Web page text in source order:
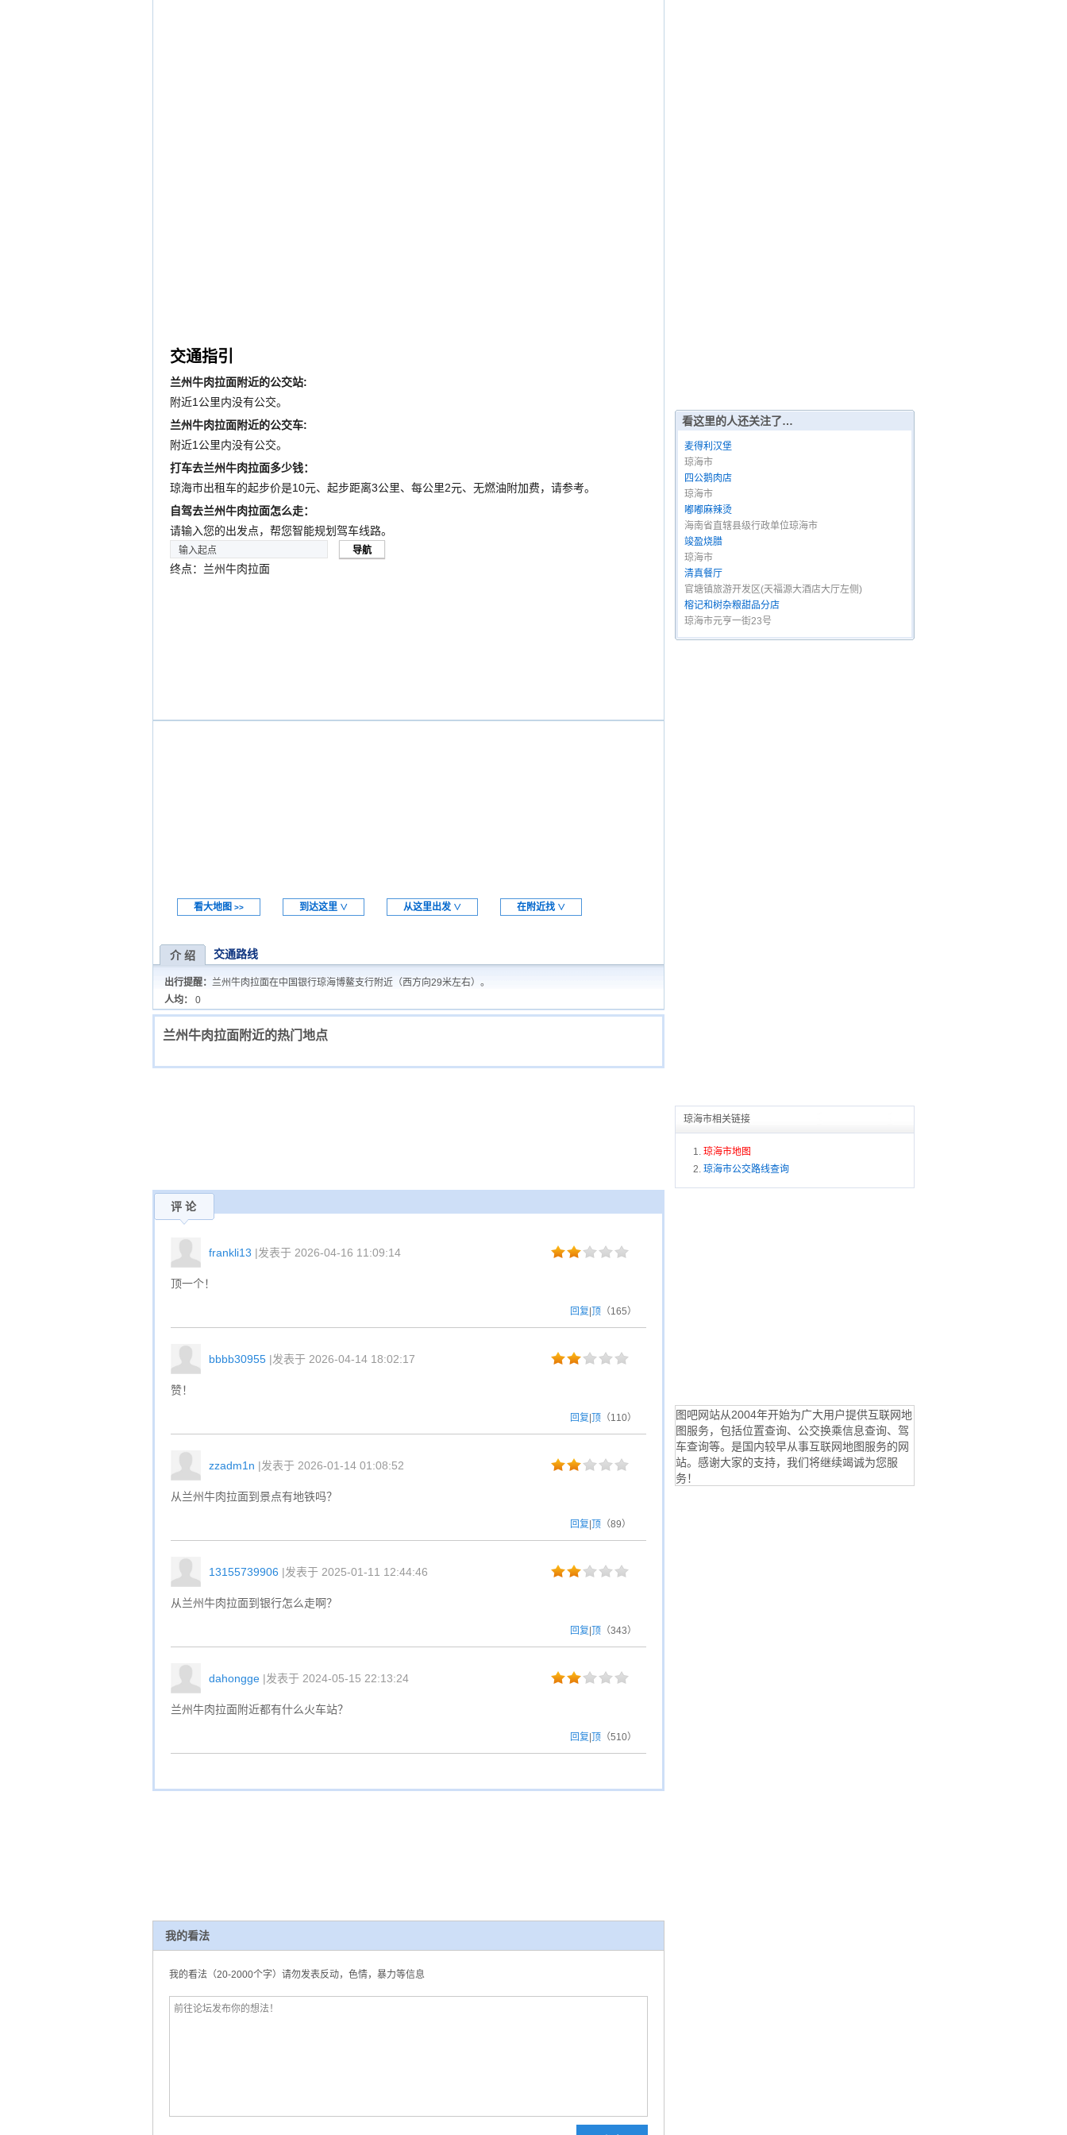
交通指引
兰州牛肉拉面附近的公交站:
附近1公里内没有公交。
兰州牛肉拉面附近的公交车:
附近1公里内没有公交。
打车去兰州牛肉拉面多少钱：
琼海市出租车的起步价是10元、起步距离3公里、每公里2元、无燃油附加费，请参考。
自驾去兰州牛肉拉面怎么走：
请输入您的出发点，帮您智能规划驾车线路。
终点：兰州牛肉拉面
看大地图 >> 到达这里 ∨ 从这里出发 ∨ 在附近找 ∨
介 绍 交通路线
出行提醒： 兰州牛肉拉面在中国银行琼海博鳌支行附近（西方向29米左右）。
人均：
0
兰州牛肉拉面附近的热门地点
评 论
frankli13 |发表于 2026-04-16 11:09:14
顶一个！
回复 顶 （165）
bbbb30955 |发表于 2026-04-14 18:02:17
赞！
回复 顶 （110）
zzadm1n |发表于 2026-01-14 01:08:52
从兰州牛肉拉面到景点有地铁吗？
回复 顶 （89）
13155739906 |发表于 2025-01-11 12:44:46
从兰州牛肉拉面到银行怎么走啊？
回复 顶 （343）
dahongge |发表于 2024-05-15 22:13:24
兰州牛肉拉面附近都有什么火车站？
回复 顶 （510）
我的看法
我的看法（20-2000个字）请勿发表反动，色情，暴力等信息
看这里的人还关注了…
麦得利汉堡
琼海市
四公鹅肉店
琼海市
嘟嘟麻辣烫
海南省直辖县级行政单位琼海市
竣盈烧腊
琼海市
清真餐厅
官塘镇旅游开发区(天福源大酒店大厅左侧)
榕记和树杂粮甜品分店
琼海市元亨一街23号
琼海市相关链接
琼海市地图
琼海市公交路线查询
图吧网站从2004年开始为广大用户提供互联网地
图服务，包括位置查询、公交换乘信息查询、驾
车查询等。是国内较早从事互联网地图服务的网
站。感谢大家的支持，我们将继续竭诚为您服
务！